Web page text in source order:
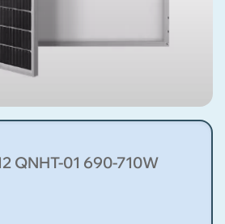
Qrystal Max N12 QNHT-01 690-710W